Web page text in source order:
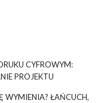
CYFROWYM:
PROJEKTU
WYMIENIA? ŁAŃCUCH,